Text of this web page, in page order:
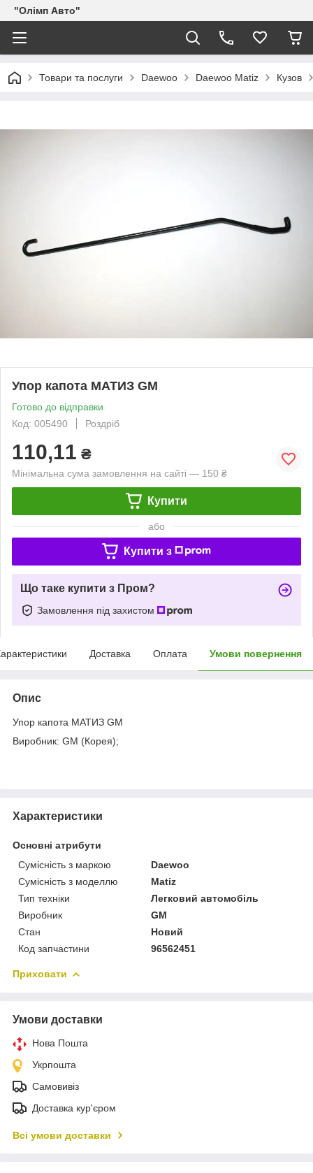
"Олімп Авто"
Товари та послуги Daewoo Daewoo Matiz Кузов
Упор капота МАТИЗ GM
Готово до відправки
Код: 005490
Роздріб
110,11 ₴
Мінімальна сума замовлення на сайті — 150 ₴
Купити
або
Купити з
Що таке купити з Пром?
Замовлення під захистом
Доставка Оплата Умови повернення
Опис
Упор капота МАТИЗ GM
Виробник: GM (Корея);
Характеристики
Основні атрибути
Сумісність з маркою
Daewoo
Сумісність з моделлю
Matiz
Тип техніки
Легковий автомобіль
Виробник
GM
Стан
Новий
Код запчастини
96562451
Приховати
Умови доставки
Нова Пошта
Укрпошта
Самовивіз
Доставка кур'єром
Всі умови доставки